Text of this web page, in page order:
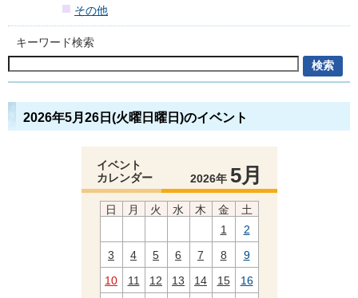
その他
キーワード検索
2026年5月26日(火曜日曜日)のイベント
イベント
カレンダー
2026年 5月
日 月 火 水 木 金
土
1
2
3
4 5 6 7 8
9
10
11 12 13 14 15
16